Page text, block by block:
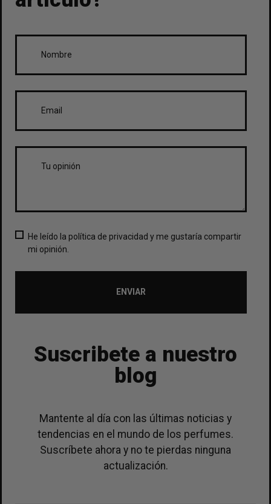
He leído la política de privacidad y me gustaría compartir
mi opinión.
ENVIAR
Suscribete a nuestro
blog
Mantente al día con las últimas noticias y
tendencias en el mundo de los perfumes.
Suscríbete ahora y no te pierdas ninguna
actualización.